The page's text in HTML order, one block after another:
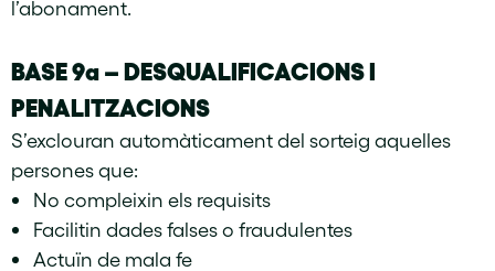
l’abonament.
BASE 9a –DESQUALIFICACIONS I
PENALITZACIONS
S’exclouran automàticament del sorteig aquelles
persones que:
No compleixin els requisits
Facilitin dades falses o fraudulentes
Actuïn de mala fe